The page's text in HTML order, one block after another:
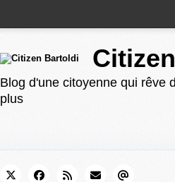
Blog d'une citoyenne qui rêve
plus